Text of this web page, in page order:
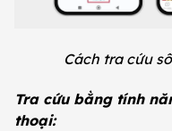
Cách tra cứu
Tra cứu bằng tính
thoại: